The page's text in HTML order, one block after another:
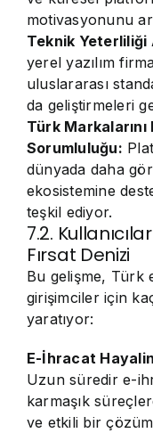
motivasyonunu
Teknik Yeterliliği
yerel yazılım
uluslararası
da geliştirmeleri
Türk
Sorumluluğu:
dünyada daha
ekosistemine
teşkil ediyor.
7.2.
Fırsat Denizi
Bu gelişme, Türk
girişimciler için
yaratıyor:
E-İhracat
Uzun süredir e-
karmaşık
ve etkili bir